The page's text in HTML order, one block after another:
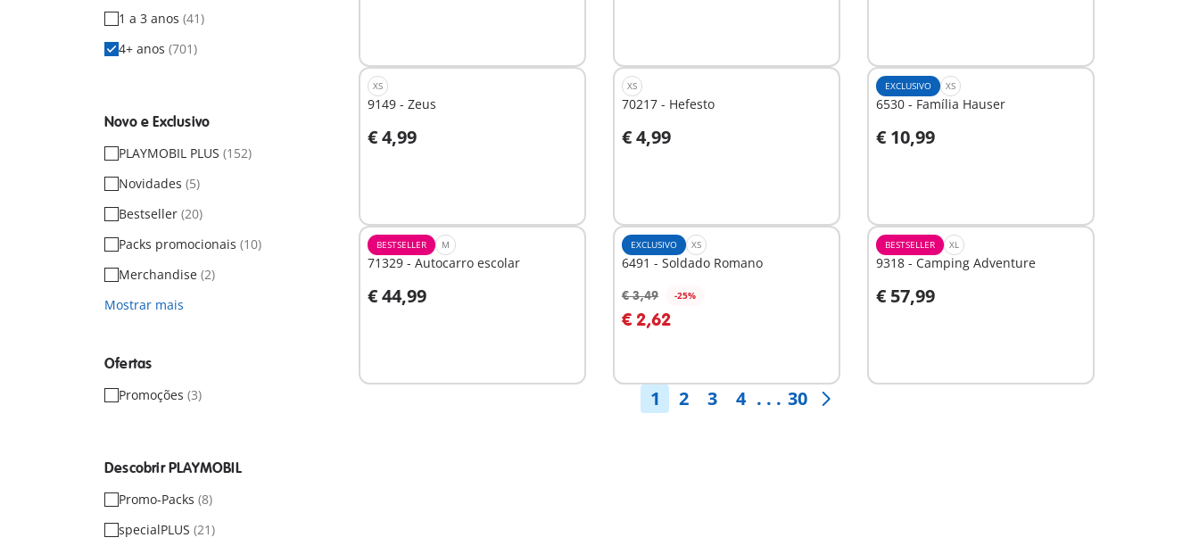
1 a 3 anos (41)
4+ anos (701)
Novo e Exclusivo
PLAYMOBIL PLUS (152)
Novidades (5)
Bestseller (20)
Packs promocionais (10)
Merchandise (2)
Mostrar mais
Ofertas
Promoções (3)
Descobrir PLAYMOBIL
Promo-Packs (8)
specialPLUS (21)
XS
9149 - Zeus
€ 4,99
Ao carrinho
XS
70217 - Hefesto
€ 4,99
Ao carrinho
EXCLUSIVO XS
6530 - Família Hauser
€ 10,99
Ao carrinho
BESTSELLER M
71329 - Autocarro escolar
€ 44,99
Ao carrinho
EXCLUSIVO XS
6491 - Soldado Romano
€ 3,49 -25%
€ 2,62
BESTSELLER XL
9318 - Camping Adventure
€ 57,99
Ao carrinho
1 2 3 4 . . . 30